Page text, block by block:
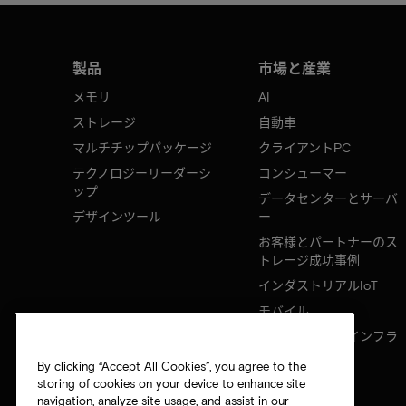
製品
メモリ
ストレージ
マルチチップパッケージ
テクノロジーリーダーシ
ップ
デザインツール
市場と産業
AI
自動車
クライアントPC
コンシューマー
データセンターとサーバ
ー
お客様とパートナーのス
トレージ成功事例
インダストリアルIoT
モバイル
ネットワークのインフラ
By clicking “Accept All Cookies”, you agree to the
storing of cookies on your device to enhance site
navigation, analyze site usage, and assist in our